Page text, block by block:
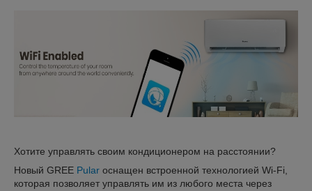
Хотите управлять своим кондиционером на расстоянии?
Новый GREE Pular оснащен встроенной технологией Wi-Fi,
которая позволяет управлять им из любого места через